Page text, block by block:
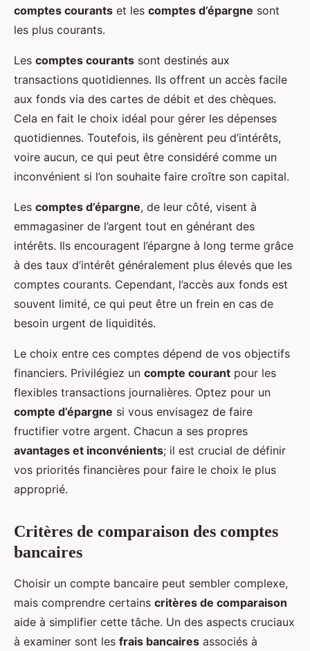
comptes courants et les comptes d’épargne sont
les plus courants.
Les comptes courants sont destinés aux
transactions quotidiennes. Ils offrent un accès facile
aux fonds via des cartes de débit et des chèques.
Cela en fait le choix idéal pour gérer les dépenses
quotidiennes. Toutefois, ils génèrent peu d’intérêts,
voire aucun, ce qui peut être considéré comme un
inconvénient si l’on souhaite faire croître son capital.
Les comptes d’épargne, de leur côté, visent à
emmagasiner de l’argent tout en générant des
intérêts. Ils encouragent l’épargne à long terme grâce
à des taux d’intérêt généralement plus élevés que les
comptes courants. Cependant, l’accès aux fonds est
souvent limité, ce qui peut être un frein en cas de
besoin urgent de liquidités.
Le choix entre ces comptes dépend de vos objectifs
financiers. Privilégiez un compte courant pour les
flexibles transactions journalières. Optez pour un
compte d’épargne si vous envisagez de faire
fructifier votre argent. Chacun a ses propres
avantages et inconvénients; il est crucial de définir
vos priorités financières pour faire le choix le plus
approprié.
Critères de comparaison des comptes
bancaires
Choisir un compte bancaire peut sembler complexe,
mais comprendre certains critères de comparaison
aide à simplifier cette tâche. Un des aspects cruciaux
à examiner sont les frais bancaires associés à